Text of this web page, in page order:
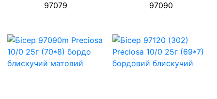
97079 97090